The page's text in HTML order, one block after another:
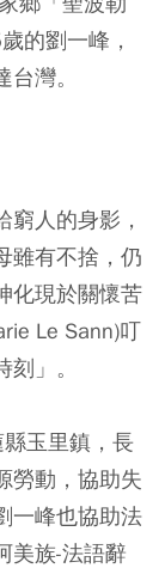
的劉一峰，
灣。
人的身影，
雖有不捨，仍
化現於關懷苦
Le Sann)叮
」。
玉里鎮，長
勞動，協助失
一峰也協助法
美族-法語辭